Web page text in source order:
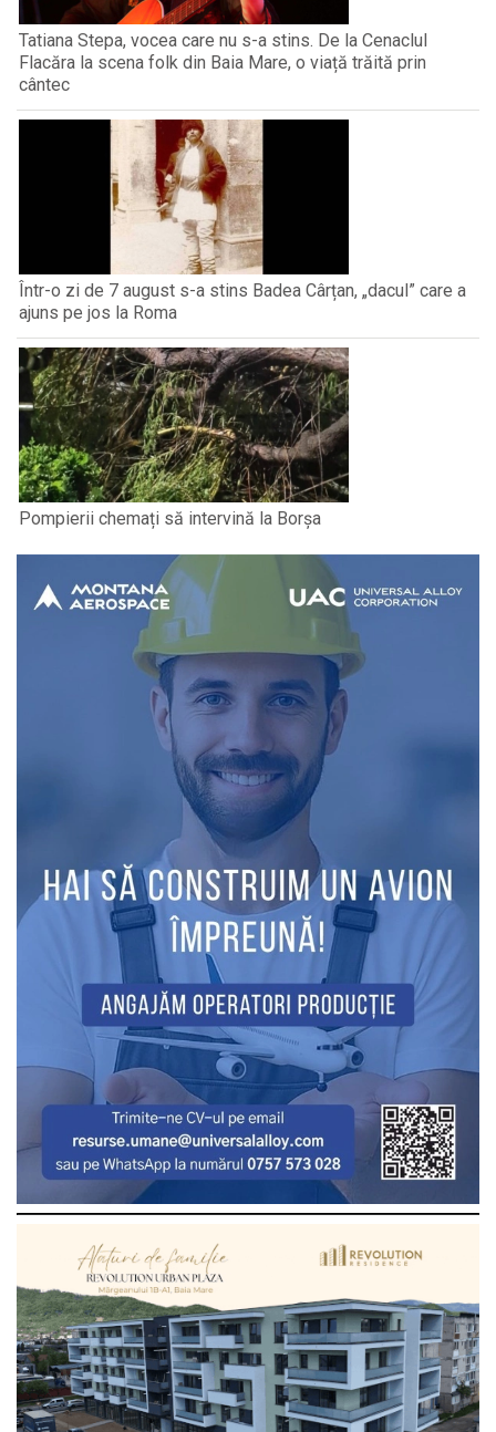
Tatiana Stepa, vocea care nu s-a stins. De la Cenaclul
Flacăra la scena folk din Baia Mare, o viață trăită prin
cântec
Într-o zi de 7 august s-a stins Badea Cârțan, „dacul” care a
ajuns pe jos la Roma
Pompierii chemați să intervină la Borșa